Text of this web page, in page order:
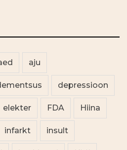
aju
depressioon
elekter FDA Hiina
infarkt insult